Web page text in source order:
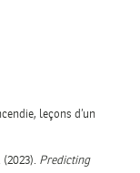
leçons d’un
Predicting